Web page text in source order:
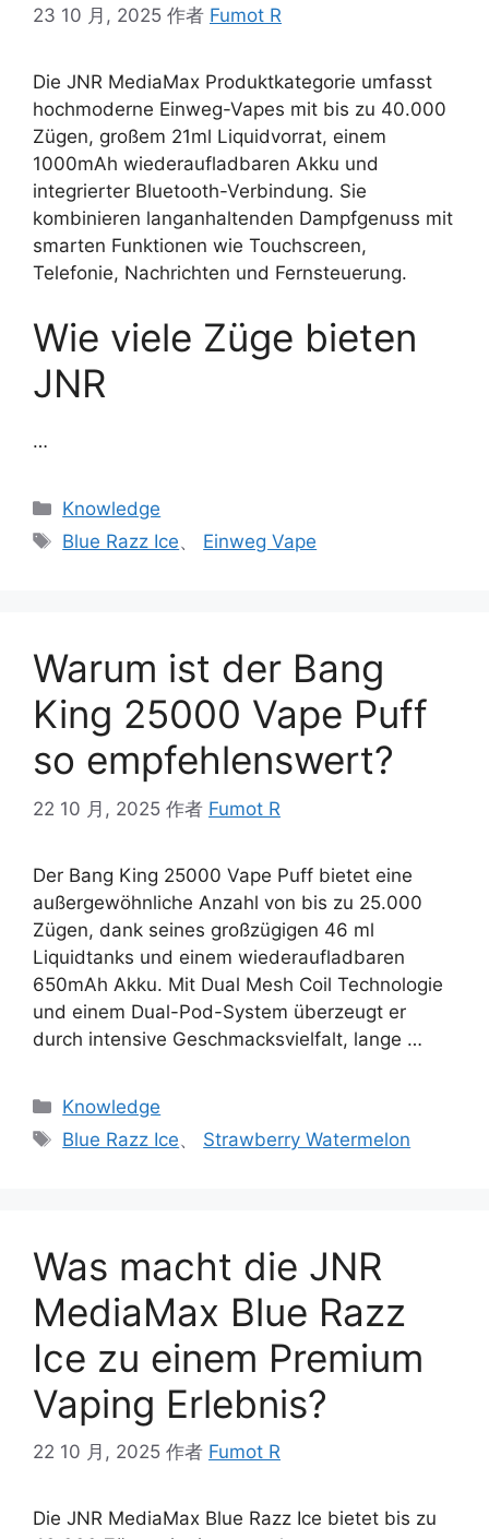
23 10 月, 2025 作者 Fumot R
Die JNR MediaMax Produktkategorie umfasst
hochmoderne Einweg-Vapes mit bis zu 40.000
Zügen, großem 21ml Liquidvorrat, einem
1000mAh wiederaufladbaren Akku und
integrierter Bluetooth-Verbindung. Sie
kombinieren langanhaltenden Dampfgenuss mit
smarten Funktionen wie Touchscreen,
Telefonie, Nachrichten und Fernsteuerung.
Wie viele Züge bieten
JNR
…
Knowledge
Blue Razz Ice、 Einweg Vape
Warum ist der Bang
King 25000 Vape Puff
so empfehlenswert?
22 10 月, 2025 作者 Fumot R
Der Bang King 25000 Vape Puff bietet eine
außergewöhnliche Anzahl von bis zu 25.000
Zügen, dank seines großzügigen 46 ml
Liquidtanks und einem wiederaufladbaren
650mAh Akku. Mit Dual Mesh Coil Technologie
und einem Dual-Pod-System überzeugt er
durch intensive Geschmacksvielfalt, lange …
Knowledge
Blue Razz Ice、 Strawberry Watermelon
Was macht die JNR
MediaMax Blue Razz
Ice zu einem Premium
Vaping Erlebnis?
22 10 月, 2025 作者 Fumot R
Die JNR MediaMax Blue Razz Ice bietet bis zu